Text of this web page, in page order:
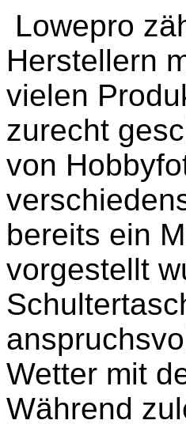
Lowepro
Herstellern
vielen
zurecht
von
bereits ein
vorgestellt
Wetter mit
Während